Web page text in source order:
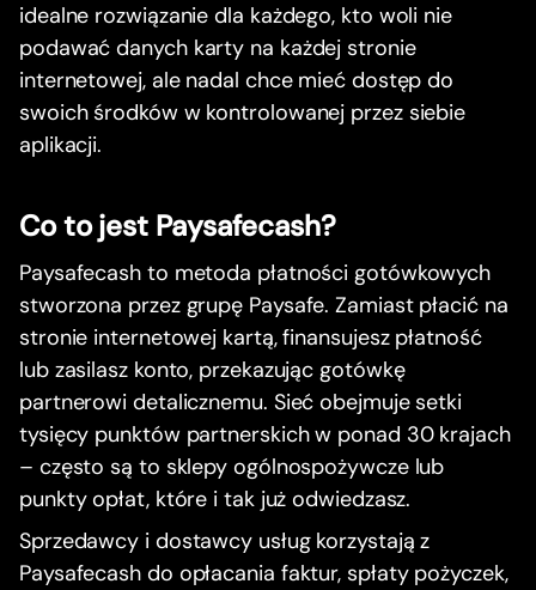
idealne rozwiązanie dla każdego, kto woli nie
podawać danych karty na każdej stronie
internetowej, ale nadal chce mieć dostęp do
swoich środków w kontrolowanej przez siebie
aplikacji.
Co to jest Paysafecash?
Paysafecash to metoda płatności gotówkowych
stworzona przez grupę Paysafe. Zamiast płacić na
stronie internetowej kartą, finansujesz płatność
lub zasilasz konto, przekazując gotówkę
partnerowi detalicznemu. Sieć obejmuje setki
tysięcy punktów partnerskich w ponad 30 krajach
– często są to sklepy ogólnospożywcze lub
punkty opłat, które i tak już odwiedzasz.
Sprzedawcy i dostawcy usług korzystają z
Paysafecash do opłacania faktur, spłaty pożyczek,